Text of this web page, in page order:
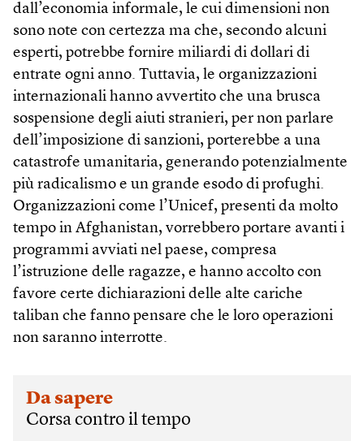
dall’economia informale, le cui dimensioni non
sono note con certezza ma che, secondo alcuni
esperti, potrebbe fornire miliardi di dollari di
entrate ogni anno. Tuttavia, le organizzazioni
internazionali hanno avvertito che una brusca
sospensione degli aiuti stranieri, per non parlare
dell’imposizione di sanzioni, porterebbe a una
catastrofe umanitaria, generando potenzialmente
più radicalismo e un grande esodo di profughi.
Organizzazioni come l’Unicef, presenti da molto
tempo in Afghanistan, vorrebbero portare avanti i
programmi avviati nel paese, compresa
l’istruzione delle ragazze, e hanno accolto con
favore certe dichiarazioni delle alte cariche
taliban che fanno pensare che le loro operazioni
non saranno interrotte.
Da sapere
Corsa contro il tempo